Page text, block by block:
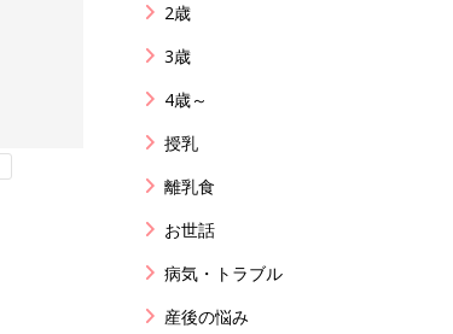
2歳
3歳
4歳～
授乳
離乳食
お世話
病気・トラブル
産後の悩み